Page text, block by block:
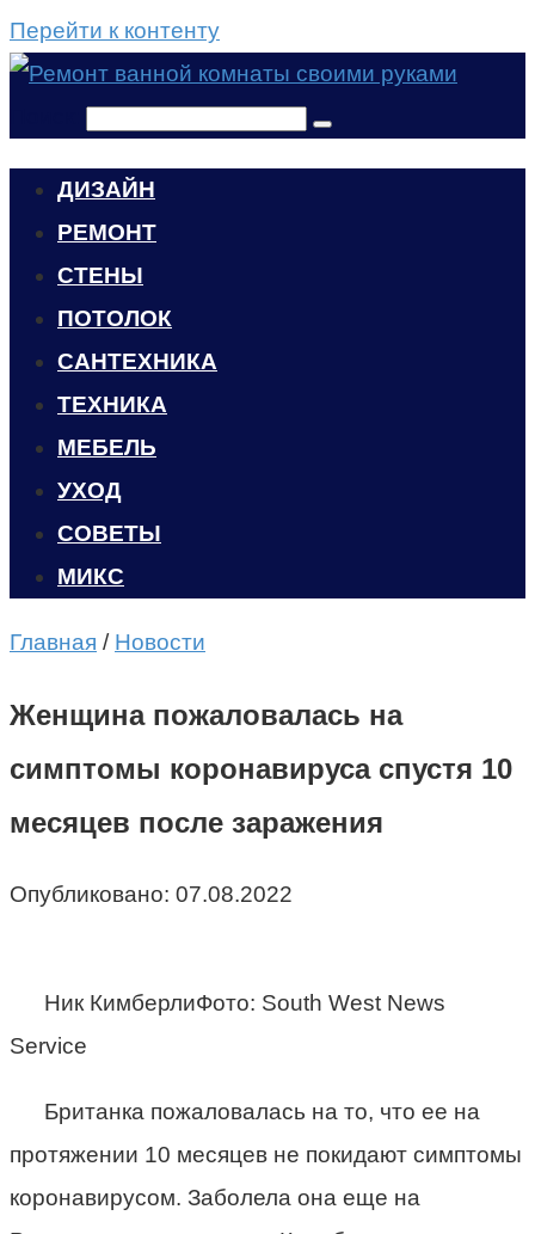
Перейти к контенту
ДИЗАЙН
РЕМОНТ
СТЕНЫ
ПОТОЛОК
САНТЕХНИКА
ТЕХНИКА
МЕБЕЛЬ
УХОД
CОВЕТЫ
МИКС
Главная / Новости
Женщина пожаловалась на
симптомы коронавируса спустя 10
месяцев после заражения
Опубликовано: 07.08.2022
Ник КимберлиФото: South West News
Service
Британка пожаловалась на то, что ее на
протяжении 10 месяцев не покидают симптомы
коронавирусом. Заболела она еще на